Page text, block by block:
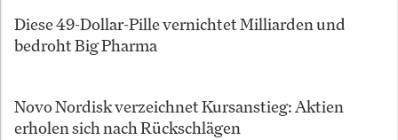
Diese 49-Dollar-Pille vernichtet Milliarden und
bedroht Big Pharma
Novo Nordisk verzeichnet Kursanstieg: Aktien
erholen sich nach Rückschlägen